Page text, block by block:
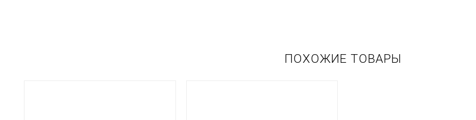
ПОХОЖИЕ ТОВАРЫ